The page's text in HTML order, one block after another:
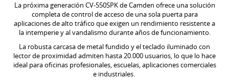
La próxima generación CV-550SPK de Camden ofrece una solución
completa de control de acceso de una sola puerta para
aplicaciones de alto tráfico que exigen un rendimiento resistente a
la intemperie y al vandalismo durante años de funcionamiento.
La robusta carcasa de metal fundido y el teclado iluminado con
lector de proximidad admiten hasta 20.000 usuarios, lo que lo hace
ideal para oficinas profesionales, escuelas, aplicaciones comerciales
e industriales.